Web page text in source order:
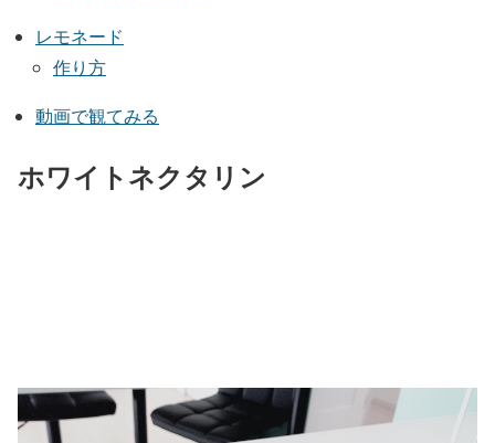
レモネード
作り方
動画で観てみる
ホワイトネクタリン